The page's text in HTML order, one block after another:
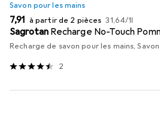
Savon pour les mains
EUR
7,91 à partir de 2 pièces EUR
31,64/1l
Sagrotan Recharge No-Touch
Recharge de savon pour les mains,
2